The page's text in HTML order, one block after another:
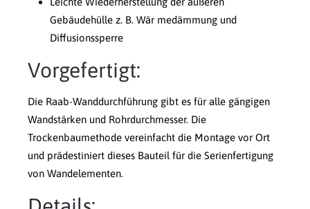
Gebäudehülle z. B. Wär medämmung und
Diffusionssperre
Vorgefertigt:
Die Raab-Wanddurchführung gibt es für alle gängigen
Wandstärken und Rohrdurchmesser. Die
Trockenbaumethode vereinfacht die Montage vor Ort
und prädestiniert dieses Bauteil für die Serienfertigung
von Wandelementen.